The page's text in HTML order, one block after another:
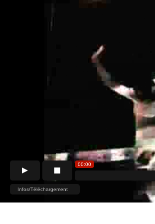
00:00
Infos/Téléchargement